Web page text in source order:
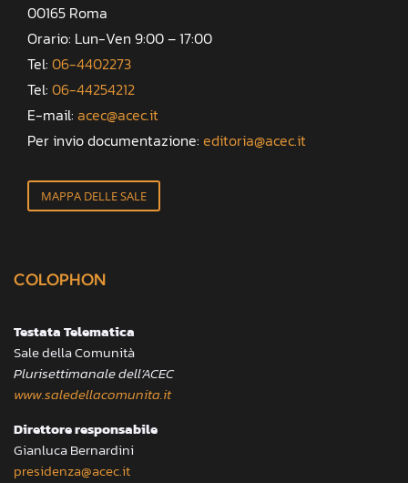
00165 Roma
Orario: Lun-Ven 9:00 – 17:00
Tel: 06-4402273
Tel: 06-44254212
E-mail: acec@acec.it
Per invio documentazione: editoria@acec.it
MAPPA DELLE SALE
COLOPHON
Testata Telematica
Sale della Comunità
Plurisettimanale dell’ACEC
www.saledellacomunita.it
Direttore responsabile
Gianluca Bernardini
presidenza@acec.it